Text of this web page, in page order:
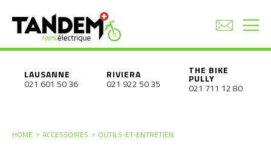
LAUSANNE
021 601 50 36
RIVIERA
021 922 50 35
THE BIKE
PULLY
021 711 12 80
HOME ACCESSOIRES OUTILS-ET-ENTRETIEN